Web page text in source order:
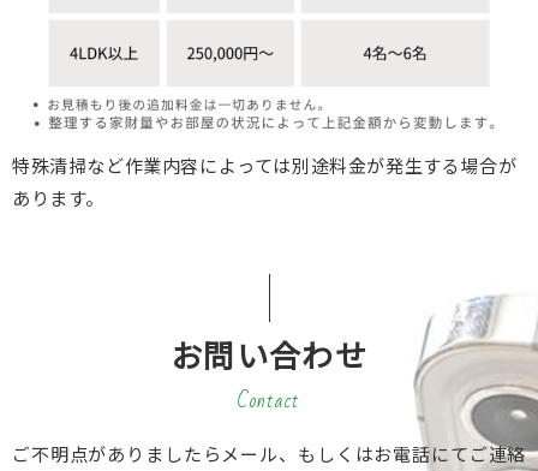
特殊清掃など作業内容によっては別途料金が発生する場合が
あります。
お問い合わせ
Contact
ご不明点がありましたらメール、もしくはお電話にてご連絡